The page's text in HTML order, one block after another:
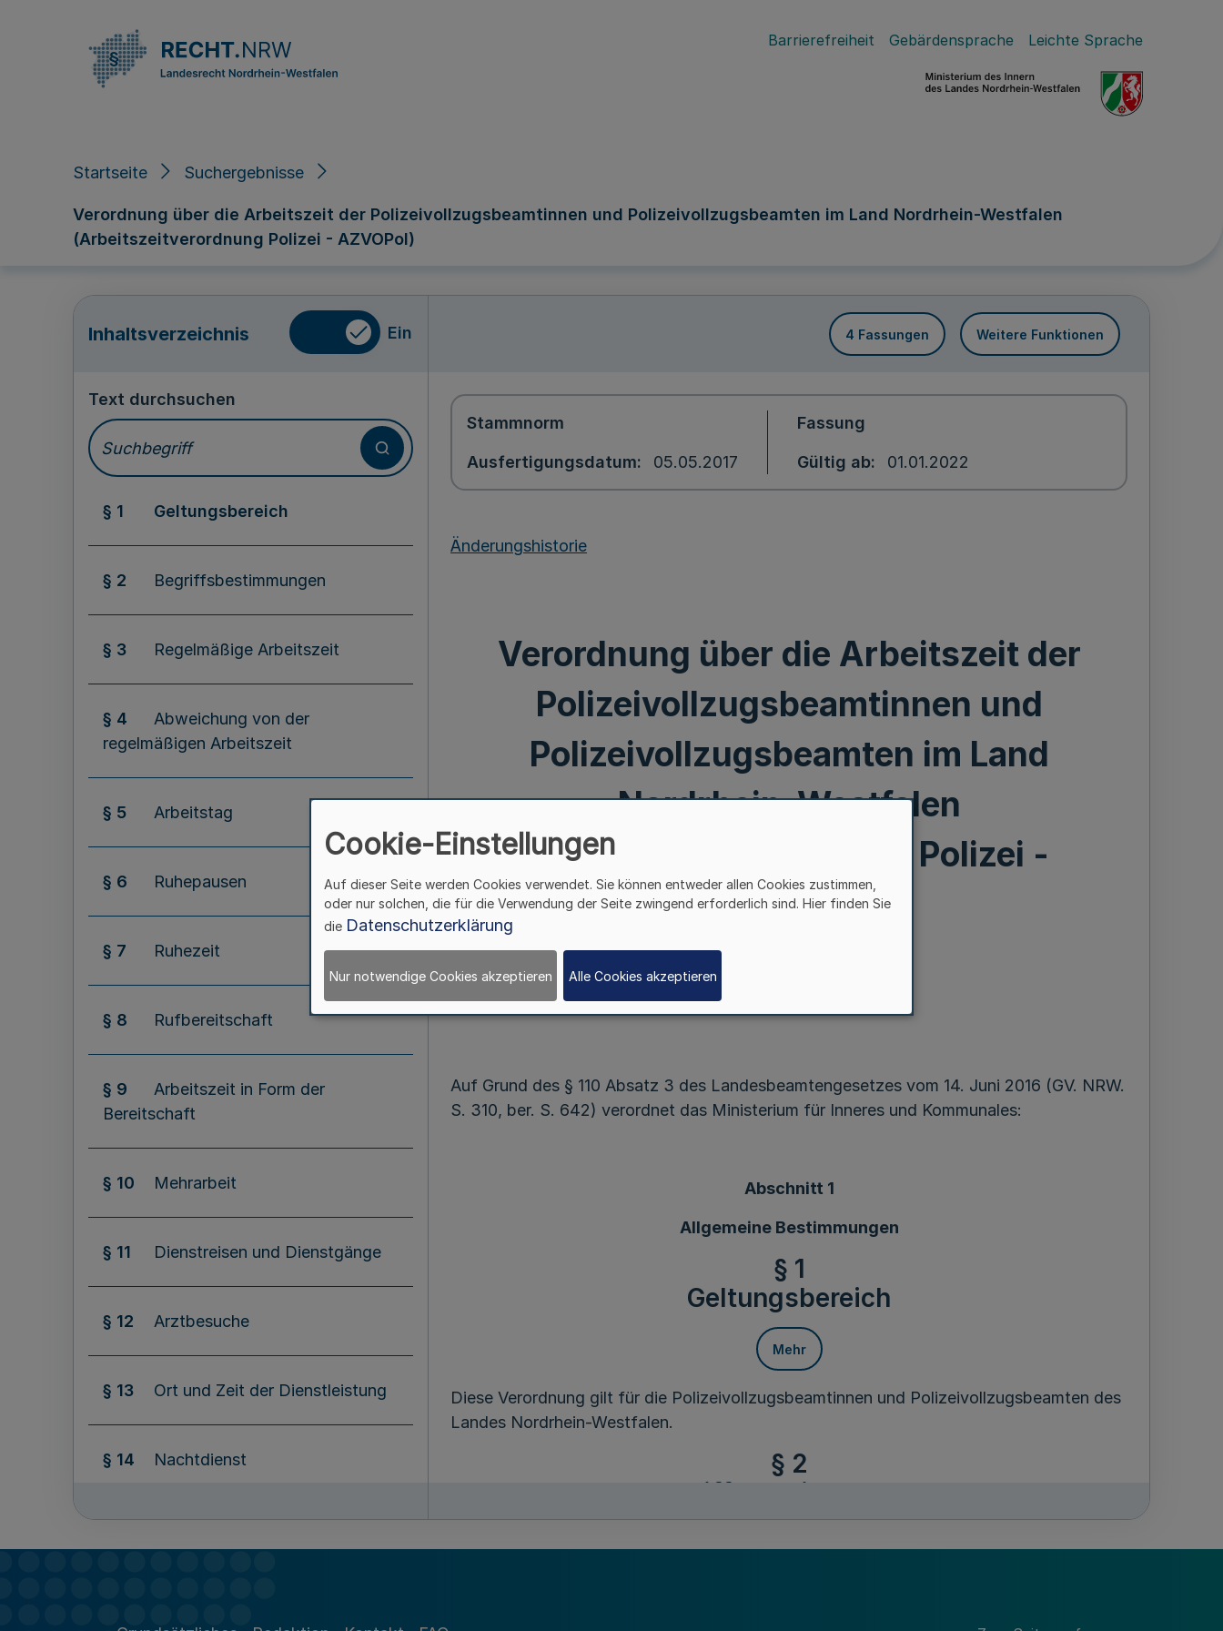
Barrierefreiheit Gebärdensprache Leichte Sprache
Startseite Suchergebnisse
Verordnung über die Arbeitszeit der Polizeivollzugsbeamtinnen und Polizeivollzugsbeamten im Land Nordrhein-Westfalen
(Arbeitszeitverordnung Polizei - AZVOPol)
Inhaltsverzeichnis Ein 4 Fassungen Weitere Funktionen
Text durchsuchen
§ 1 Geltungsbereich
§ 2 Begriffsbestimmungen
§ 3 Regelmäßige Arbeitszeit
§ 4
Abweichung von der
regelmäßigen Arbeitszeit
§ 5 Arbeitstag
§ 6 Ruhepausen
§ 7 Ruhezeit
§ 8 Rufbereitschaft
§ 9
Arbeitszeit in Form der
Bereitschaft
§ 10 Mehrarbeit
§ 11 Dienstreisen und Dienstgänge
§ 12 Arztbesuche
§ 13 Ort und Zeit der Dienstleistung
§ 14 Nachtdienst
Stammnorm
Ausfertigungsdatum 05.05.2017
Fassung
Gültig ab 01.01.2022
Änderungshistorie
Verordnung über die Arbeitszeit der
Polizeivollzugsbeamtinnen und
Polizeivollzugsbeamten im Land
Nordrhein-Westfalen
(Arbeitszeitverordnung Polizei -
AZVOPol)
Auf Grund des § 110 Absatz 3 des Landesbeamtengesetzes vom 14. Juni 2016 (GV. NRW.
S. 310, ber. S. 642) verordnet das Ministerium für Inneres und Kommunales:
Abschnitt 1
Allgemeine Bestimmungen
§ 1
Geltungsbereich
Mehr
Diese Verordnung gilt für die Polizeivollzugsbeamtinnen und Polizeivollzugsbeamten des
Landes Nordrhein-Westfalen.
§ 2
Begriffsbestimmungen
Cookie-Einstellungen
Auf dieser Seite werden Cookies verwendet. Sie können entweder allen Cookies zustimmen,
oder nur solchen, die für die Verwendung der Seite zwingend erforderlich sind. Hier finden Sie
die Datenschutzerklärung
Nur notwendige Cookies akzeptieren Alle Cookies akzeptieren